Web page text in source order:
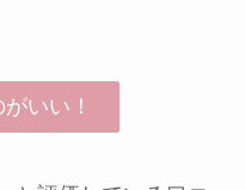
いい！